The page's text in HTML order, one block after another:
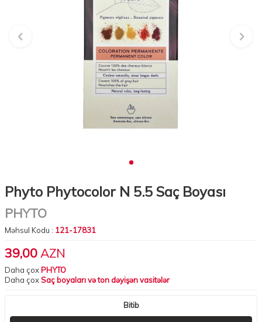
Phyto Phytocolor N 5.5 Saç Boyası
PHYTO
Məhsul Kodu : 121-17831
39,00 AZN
Daha çox PHYTO
Daha çoxSaç boyaları və ton dəyişən vasitələr
Bitib